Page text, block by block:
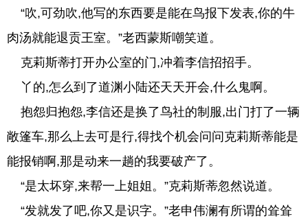
“吹,可劲吹,他写的东西要是能在鸟报下发表,你的牛
肉汤就能退贡王室。”老西蒙斯嘲笑道。
克莉斯蒂打开办公室的门,冲着李信招招手。
丫的,怎么到了道渊小陆还天天开会,什么鬼啊。
抱怨归抱怨,李信还是换了鸟社的制服,出门打了一辆
敞篷车,那么上去可是行,得找个机会问问克莉斯蒂能是
能报销啊,那是动来一趟的我要破产了。
“是太坏穿,来帮一上姐姐。”克莉斯蒂忽然说道。
“发就发了吧,你又是识字。”老申伟澜有所谓的耸耸